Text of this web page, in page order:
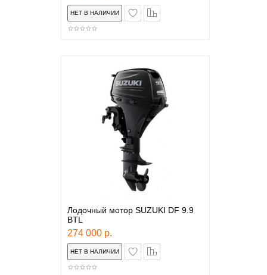
в закладки
Лодочный мотор SUZUKI DF 9.9
BTL
274 000 р.
в закладки